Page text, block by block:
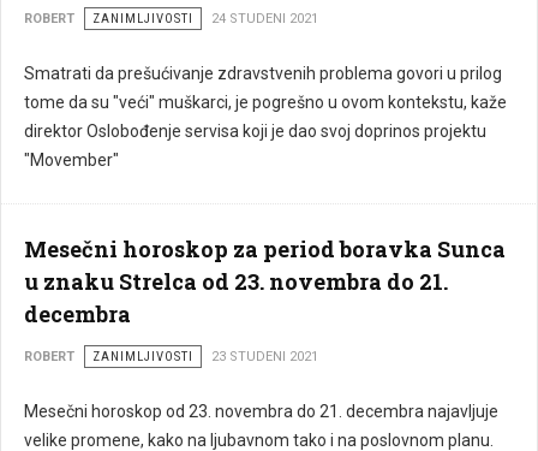
ROBERT ZANIMLJIVOSTI 24 STUDENI 2021
Smatrati da prešućivanje zdravstvenih problema govori u prilog
tome da su "veći" muškarci, je pogrešno u ovom kontekstu, kaže
direktor Oslobođenje servisa koji je dao svoj doprinos projektu
"Movember"
Mesečni horoskop za period boravka Sunca
u znaku Strelca od 23. novembra do 21.
decembra
ROBERT ZANIMLJIVOSTI 23 STUDENI 2021
Mesečni horoskop od 23. novembra do 21. decembra najavljuje
velike promene, kako na ljubavnom tako i na poslovnom planu.